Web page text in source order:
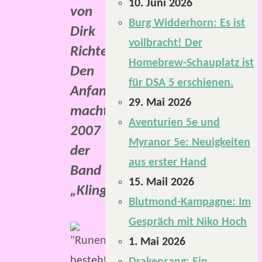
von
Dirk
Richter.
Den
Anfang
machte
2007
der
Band
„Klingensucher“.
Im
Oktober
10. Juni 2026
Burg Widderhorn: Es ist
vollbracht! Der
Homebrew-Schauplatz ist
für DSA 5 erschienen.
29. Mai 2026
Aventurien 5e und
Myranor 5e: Neuigkeiten
aus erster Hand
15. Mail 2026
Blutmond-Kampagne: Im
Gespräch mit Niko Hoch
1. Mai 2026